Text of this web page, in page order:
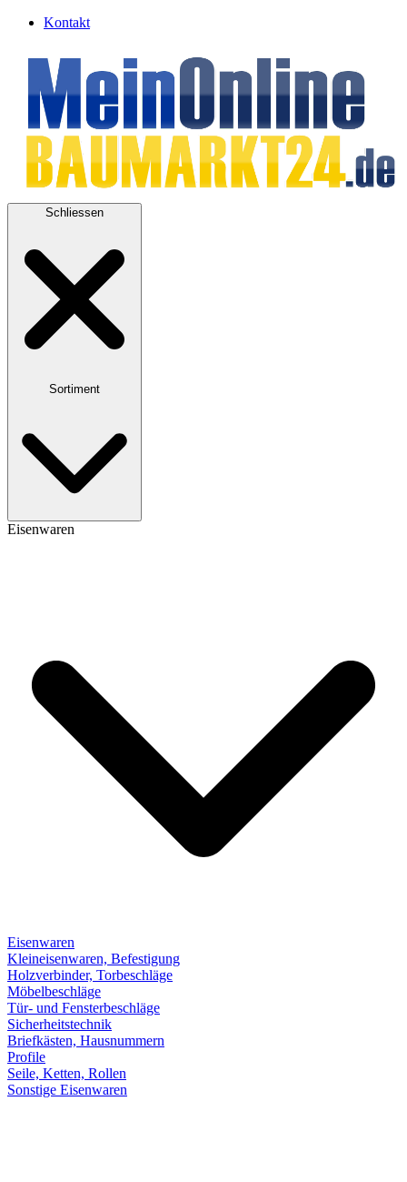
Kontakt
Schliessen
Sortiment
Eisenwaren
Eisenwaren
Kleineisenwaren, Befestigung
Holzverbinder, Torbeschläge
Möbelbeschläge
Tür- und Fensterbeschläge
Sicherheitstechnik
Briefkästen, Hausnummern
Profile
Seile, Ketten, Rollen
Sonstige Eisenwaren